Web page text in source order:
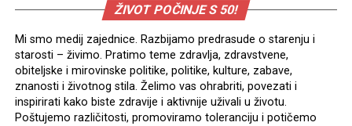
ŽIVOT POČINJE S 50!
Mi smo medij zajednice. Razbijamo predrasude o starenju i
starosti – živimo. Pratimo teme zdravlja, zdravstvene,
obiteljske i mirovinske politike, politike, kulture, zabave,
znanosti i životnog stila. Želimo vas ohrabriti, povezati i
inspirirati kako biste zdravije i aktivnije uživali u životu.
Poštujemo različitosti, promoviramo toleranciju i potičemo